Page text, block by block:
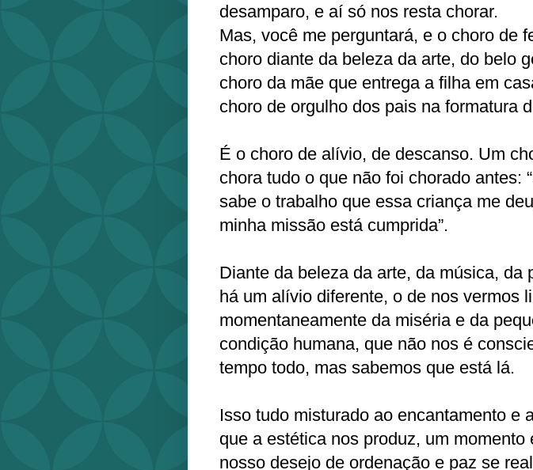
desamparo, e aí só nos resta chorar.
Mas, você me perguntará, e o choro de
choro diante da beleza da arte, do belo
choro da mãe que entrega a filha em
choro de orgulho dos pais na formatura
É o choro de alívio, de descanso. Um
chora tudo o que não foi chorado antes:
sabe o trabalho que essa criança me
minha missão está cumprida”.
Diante da beleza da arte, da música, da
há um alívio diferente, o de nos vermos
momentaneamente da miséria e da
condição humana, que não nos é
tempo todo, mas sabemos que está lá.
Isso tudo misturado ao encantamento e
que a estética nos produz, um momento
nosso desejo de ordenação e paz se